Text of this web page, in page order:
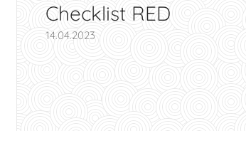
Checklist RED
14.04.2023